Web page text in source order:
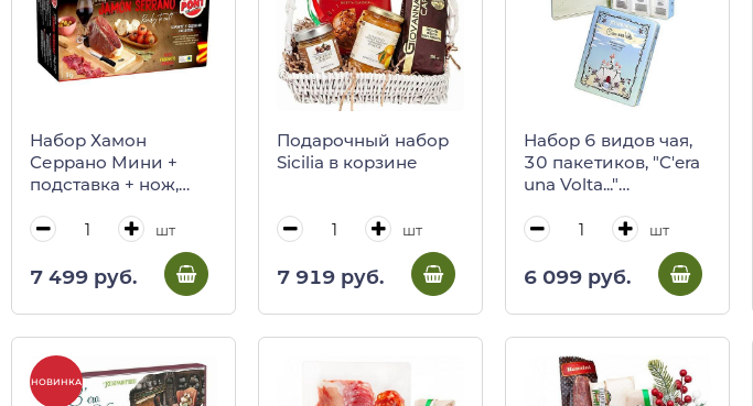
Набор Хамон
Серрано Мини +
подставка + нож,
сыровяленый Pont,
шт
7 499 руб.
Подарочный набор
Sicilia в корзине
шт
7 919 руб.
Набор 6 видов чая,
30 пакетиков, "C'era
una Volta..."
железной банке
шт
6 099 руб.
НОВИНКА